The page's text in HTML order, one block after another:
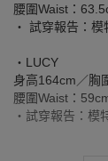
腰圍Waist：
‧ 試穿報告：模
‧LUCY
身高164cm／胸
腰圍Waist：
‧試穿報告：模